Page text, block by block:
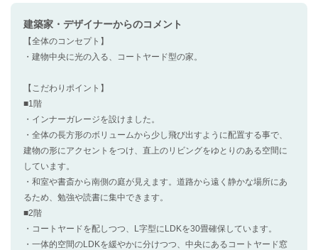
建築家・デザイナーからのコメント
【全体のコンセプト】
・建物中央に光の入る、コートヤード型の家。
【こだわりポイント】
■1階
・インナーガレージを設けました。
・全体の長方形のボリュームから少し飛び出すように配置する事で、
建物の形にアクセントをつけ、直上のリビングをゆとりのある空間に
しています。
・和室や書斎から南側の庭が見えます。道路から遠く静かな場所にあ
るため、勉強や読書に集中できます。
■2階
・コートヤードを配しつつ、L字型にLDKを30畳確保しています。
・一体的空間のLDKを緩やかに分けつつ、中央にあるコートヤード窓